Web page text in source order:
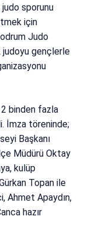
sporunu
için
Judo
judoyu gençlerle
2 binden fazla
İmza töreninde;
Başkanı
Müdürü Oktay
kulüp
Topan ile
Ahmet Apaydın,
hazır